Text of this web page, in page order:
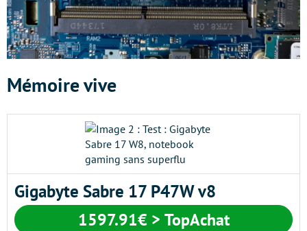
Mémoire vive
Gigabyte Sabre 17 P47W v8
1597.91€ > TopAchat